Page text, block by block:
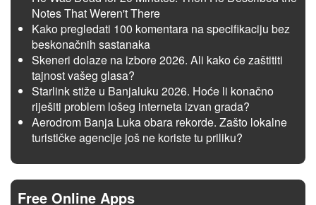
Notes That Weren't There
Kako pregledati 100 komentara na specifikaciju bez
beskonačnih sastanaka
Skeneri dolaze na izbore 2026. Ali kako će zaštititi
tajnost vašeg glasa?
Starlink stiže u Banjaluku 2026. Hoće li konačno
riješiti problem lošeg interneta izvan grada?
Aerodrom Banja Luka obara rekorde. Zašto lokalne
turističke agencije još ne koriste tu priliku?
Free Online Apps